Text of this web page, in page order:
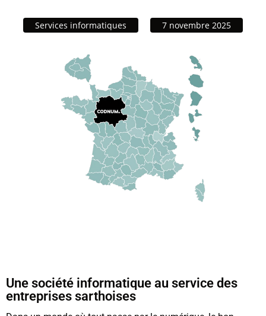
Services informatiques 7 novembre 2025
Une société informatique au service des
entreprises sarthoises